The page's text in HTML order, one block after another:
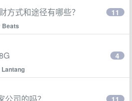
方式和途径有哪些？
Beats
11
Lantang
4
11